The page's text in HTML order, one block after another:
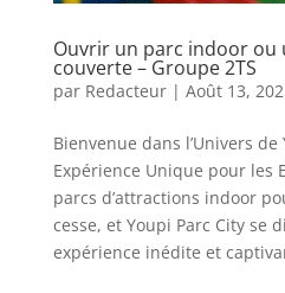
Ouvrir un parc indoor ou
couverte – Groupe 2TS
par Redacteur| Août 13,
Bienvenue dans l’Univers de
Expérience Unique pour les
parcs d’attractions indoor
cesse, et Youpi Parc City se
expérience inédite et